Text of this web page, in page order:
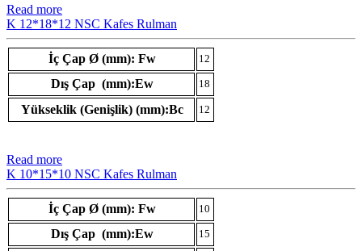
Read more
K 12*18*12 NSC Kafes Rulman
İç Çap Ø (mm): Fw 12
Dış Çap (mm):Ew 18
Yükseklik (Genişlik) (mm):Bc 12
Read more
K 10*15*10 NSC Kafes Rulman
İç Çap Ø (mm): Fw 10
Dış Çap (mm):Ew 15